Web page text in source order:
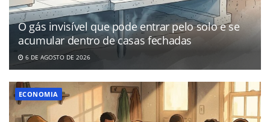
O gás invisível que pode entrar pelo solo e se
acumular dentro de casas fechadas
6 DE AGOSTO DE 2026
ECONOMIA